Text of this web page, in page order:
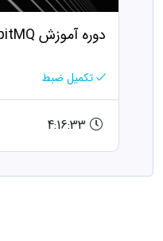
دوره آموزش RabbitMQ
تکمیل ضبط